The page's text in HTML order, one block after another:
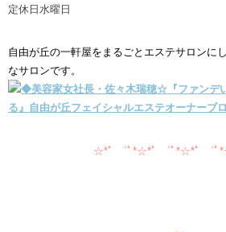
定休日水曜日
自由が丘の一軒屋をまるごとエステサロンに
なサロンです。
☆*ﾟ ゜ﾟ*☆*ﾟ ゜ﾟ*☆*ﾟ ゜ﾟ